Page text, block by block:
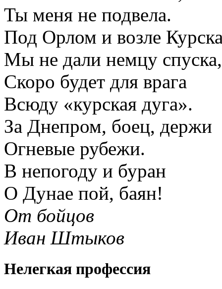
Ты меня не подвела.
Под Орлом и возле
Мы не дали немцу спуска,
Скоро будет для врага
Всюду «курская дуга».
За Днепром, боец, держи
Огневые рубежи.
В непогоду и буран
О Дунае пой, баян!
От бойцов
Иван Штыков
Нелегкая профессия